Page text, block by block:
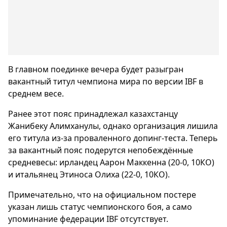
В главном поединке вечера будет разыгран
вакантный титул чемпиона мира по версии IBF в
среднем весе.
Ранее этот пояс принадлежал казахстанцу
Жанибеку Алимханулы, однако организация лишила
его титула из-за проваленного допинг-теста. Теперь
за вакантный пояс подерутся непобеждённые
средневесы: ирландец Аарон Маккенна (20-0, 10КО)
и итальянец Этиноса Олиха (22-0, 10КО).
Примечательно, что на официальном постере
указан лишь статус чемпионского боя, а само
упоминание федерации IBF отсутствует.